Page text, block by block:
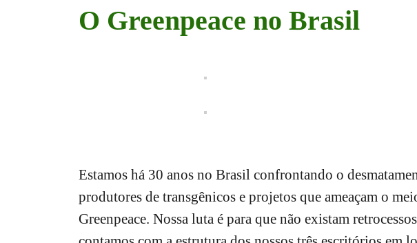
O Greenpeace no Brasil
Estamos há 30 anos no Brasil confrontando o
produtores de transgênicos e projetos que ameaçam o
Greenpeace. Nossa luta é para que não existam